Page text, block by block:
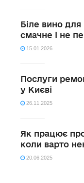
Біле вино для
смачне і не
15.01.2026
Послуги
у Києві
26.11.2025
Як працює
коли варто
20.06.2025